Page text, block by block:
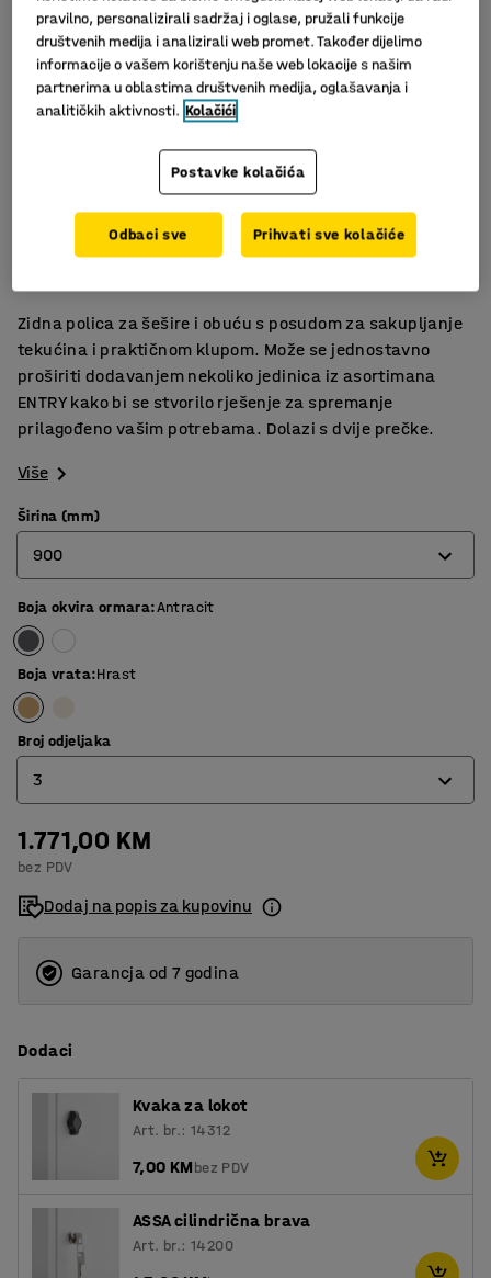
Za spremanje obuće
Klupa olakšava skidanje obuće
Zidna polica za šešire i obuću s posudom za sakupljanje
tekućina i praktičnom klupom. Može se jednostavno
proširiti dodavanjem nekoliko jedinica iz asortimana
ENTRY kako bi se stvorilo rješenje za spremanje
prilagođeno vašim potrebama. Dolazi s dvije prečke.
Više
Širina (mm)
900
600
900
Boja okvira ormara:Antracit
Boja vrata:Hrast
Broj odjeljaka
3
2
3
1.771,00 KM
bez PDV
Dodaj na popis za kupovinu
Garancja od 7 godina
Dodaci
Kvaka za lokot
Art. br.: 14312
7,00 KMbez PDV
ASSA cilindrična brava
Art. br.: 14200
pravilno, personalizirali sadržaj i oglase, pružali funkcije
društvenih medija i analizirali web promet. Također dijelimo
informacije o vašem korištenju naše web lokacije s našim
partnerima u oblastima društvenih medija, oglašavanja i
analitičkih aktivnosti. Kolačići
Postavke kolačića
Odbaci sve Prihvati sve kolačiće